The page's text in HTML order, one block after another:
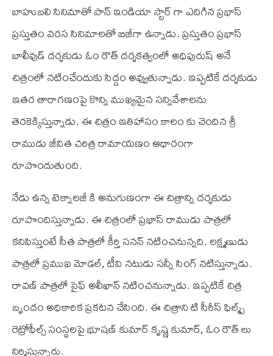
బాహుబలి సినిమాతో పాన్ ఇండియా స్టార్ గా ఎదిగిన ప్రభాస్
ప్రస్తుతం వరస సినిమాలతో బిజీగా ఉన్నాడు. ప్రస్తుతం ప్రభాస్
బాలీవుడ్ దర్శకుడు ఓం రౌత్ దర్శకత్వంలో అధిపురుష్ అనే
చిత్రంలో నటించేందుకు సిద్దం అవ్వుతున్నాడు. ఇప్పటికే దర్శకుడు
ఇతర తారాగణంపై కొన్ని ముఖ్యమైన సన్నివేశాలను
తెరకెక్కిస్తున్నాడు. ఈ చిత్రం ఇతిహాసం కాలం కు చెందిన శ్రీ
రాముడు జీవిత చరిత్ర రామాయణం ఆధారంగా
రూపొందుతుంది.
నేడు ఉన్న టెక్నాలజీ కి అనుగుణంగా ఈ చిత్రాన్ని దర్శకుడు
రూపొందిస్తున్నాడు. ఈ చిత్రంలో ప్రభాస్ రాముడు పాత్రలో
కనిపిస్తుంటే సీత పాత్రలో కీర్తి సనన్ నటించనున్నది. లక్ష్మణుడు
పాత్రలో ప్రముఖ మోడల్, టీవి నటుడు సన్నీ సింగ్ నటిస్తున్నాడు.
రావణ్ పాత్రలో సైఫ్ అలీఖాన్ నటించనున్నాడు. ఇప్పటికే చిత్ర
బృందం అధికారిక ప్రకటన చేసింది. ఈ చిత్రాని టి సీరీస్ ఫిల్మ్స్
రెట్రోఫీల్స్ సంస్థలపై భూషణ్ కుమార్ కృష్ణ కుమార్, ఓం రౌత్ లు
నిర్మిస్తున్నారు.